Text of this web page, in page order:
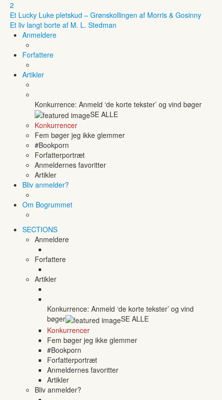
2
Et Lucky Luke pletskud – Grønskollingen af Morris & Gosinny
Et liv langt borte af M. L. Stedman
Anmeldere
Forfattere
Artikler
Konkurrence: Anmeld ‘de korte tekster’ og vind bøger
SE ALLE
Konkurrencer
Fem bøger jeg ikke glemmer
#Bookporn
Forfatterportræt
Anmeldernes favoritter
Artikler
Bliv anmelder?
Om Bogrummet
SECTIONS
Anmeldere
Forfattere
Artikler
Konkurrence: Anmeld ‘de korte tekster’ og vind
bøger
SE ALLE
Konkurrencer
Fem bøger jeg ikke glemmer
#Bookporn
Forfatterportræt
Anmeldernes favoritter
Artikler
Bliv anmelder?